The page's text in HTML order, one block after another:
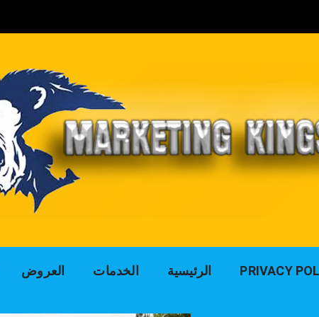
ملوك التسويق العروض الخدمات الرئيسية PRIVACY